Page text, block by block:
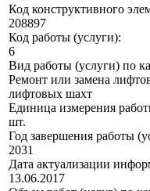
Код конструктивного
208897
Код работы (услуги):
6
Вид работы (услуги) по
Ремонт или замена
лифтовых шахт
Единица измерения
шт.
Год завершения работы
2031
Дата актуализации
13.06.2017